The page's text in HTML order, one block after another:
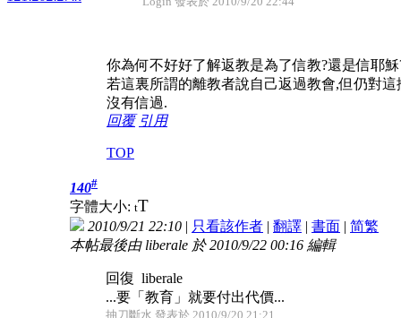
你為何不好好了解返教是為了信教?還是信耶穌
若這裏所謂的離教者說自己返過教會,但仍對
沒有信過.
回覆 引用
TOP
140#
字體大小: tT
2010/9/21 22:10 | 只看該作者 | 翻譯 | 書面 | 简繁
本帖最後由 liberale 於 2010/9/22 00:16 編輯
回復 liberale
...要「教育」就要付出代價...
抽刀斷水 發表於 2010/9/20 21:21